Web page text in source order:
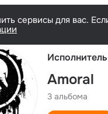
сервисы для вас.
Исполнитель
Amoral
3 альбома